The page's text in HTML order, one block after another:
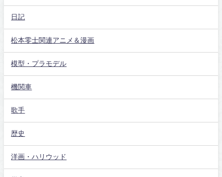
日記
松本零士関連アニメ＆漫画
模型・プラモデル
機関車
歌手
歴史
洋画・ハリウッド